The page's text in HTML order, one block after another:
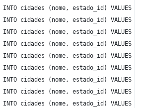
INTO cidades (nome, estado_id) VALUES
INTO cidades (nome, estado_id) VALUES
INTO cidades (nome, estado_id) VALUES
INTO cidades (nome, estado_id) VALUES
INTO cidades (nome, estado_id)
INTO cidades (nome, estado_id) VALUES
INTO cidades (nome, estado_id)
INTO cidades (nome, estado_id) VALUES
INTO cidades (nome, estado_id)